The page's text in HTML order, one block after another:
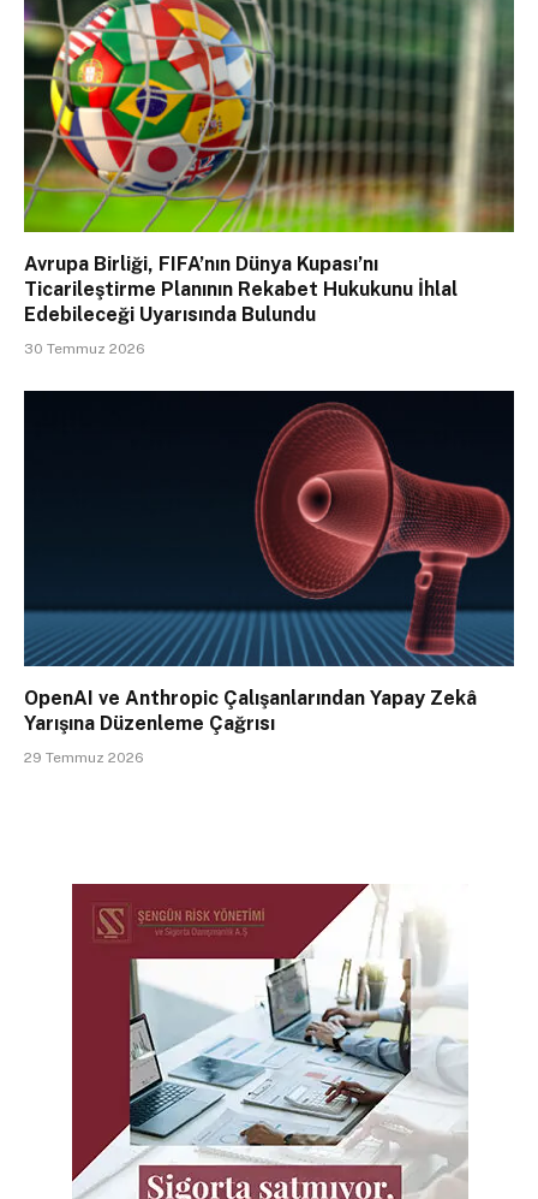
Avrupa Birliği, FIFA’nın Dünya Kupası’nı
Ticarileştirme Planının Rekabet Hukukunu İhlal
Edebileceği Uyarısında Bulundu
30 Temmuz 2026
OpenAI ve Anthropic Çalışanlarından Yapay Zekâ
Yarışına Düzenleme Çağrısı
29 Temmuz 2026